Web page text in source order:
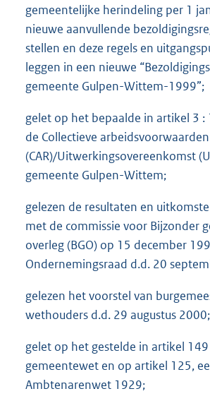
gemeentelijke herindeling per 1
nieuwe aanvullende
stellen en deze regels en
leggen in een nieuwe
gemeente Gulpen-Wittem-1999”;
gelet op het bepaalde in artikel 3 :
de Collectieve
(CAR)/Uitwerkingsovereenkomst
gemeente Gulpen-Wittem;
gelezen de resultaten en
met de commissie voor Bijzonder
overleg (BGO) op 15 december
Ondernemingsraad d.d. 20
gelezen het voorstel van
wethouders d.d. 29 augustus 2000;
gelet op het gestelde in artikel
gemeentewet en op artikel 125,
Ambtenarenwet 1929;